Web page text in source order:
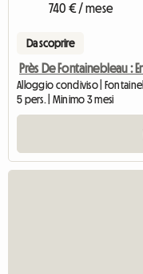
740 € / mese
Da scoprire
Près De Fontainebleau :
Alloggio condiviso |
5 pers. | Minimo 3 mesi